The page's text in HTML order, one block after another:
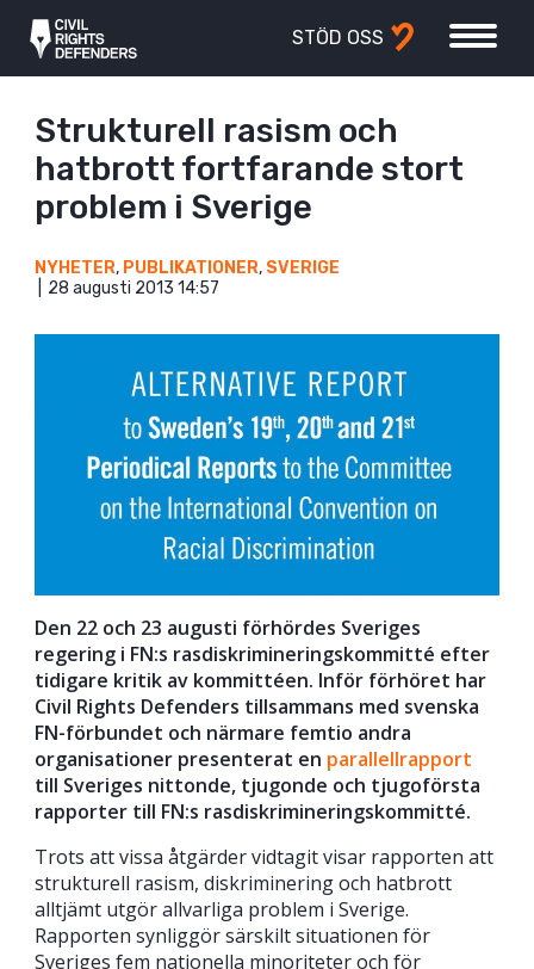
STÖD OSS
Strukturell rasism och
hatbrott fortfarande stort
problem i Sverige
NYHETER, PUBLIKATIONER, SVERIGE
28 augusti 2013 14:57
Den 22 och 23 augusti förhördes Sveriges
regering i FN:s rasdiskrimineringskommitté efter
tidigare kritik av kommittéen. Inför förhöret har
Civil Rights Defenders tillsammans med svenska
FN-förbundet och närmare femtio andra
organisationer presenterat en parallellrapport
till Sveriges nittonde, tjugonde och tjugoförsta
rapporter till FN:s rasdiskrimineringskommitté.
Trots att vissa åtgärder vidtagit visar rapporten att
strukturell rasism, diskriminering och hatbrott
alltjämt utgör allvarliga problem i Sverige.
Rapporten synliggör särskilt situationen för
Sveriges fem nationella minoriteter och för